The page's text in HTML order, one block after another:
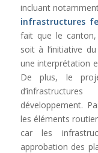
incluant
infrastructures
fait que le
soit à l’initiative
une interprétation
De plus, le
développement.
les éléments
car les
approbation des